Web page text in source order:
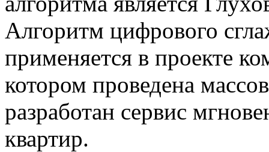
Алгоритм цифрового
применяется в проекте
котором проведена
разработан сервис
квартир.